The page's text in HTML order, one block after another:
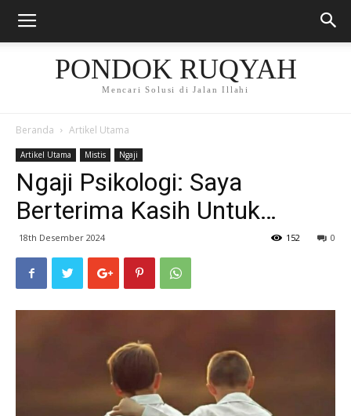
PONDOK RUQYAH
Mencari Solusi di Jalan Illahi
Beranda Artikel Utama
Artikel Utama Mistis Ngaji
Ngaji Psikologi: Saya
Berterima Kasih Untuk…
18th Desember 2024 0
152